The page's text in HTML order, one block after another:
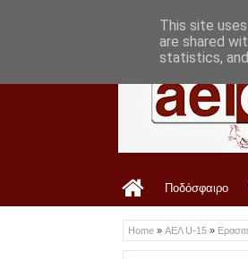
Ποδόσφαιρο
Home » ΑΕΛ U-15 »
This site
are shared
statistics,